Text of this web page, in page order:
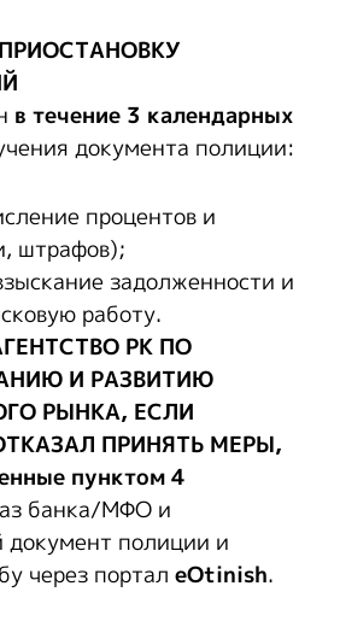
в течение 3 календарных
документа полиции:
процентов и
штрафов);
задолженности и
работу.
РК ПО
И РАЗВИТИЮ
РЫНКА, ЕСЛИ
ПРИНЯТЬ МЕРЫ,
пунктом 4
банка/МФО и
документ полиции и
через портал eOtinish.